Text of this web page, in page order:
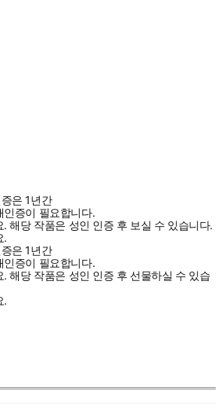
은 1년간
인증이 필요합니다.
.해당 작품은 성인 인증 후 보실 수 있습니다.
.
은 1년간
인증이 필요합니다.
.해당 작품은 성인 인증 후 선물하실 수 있습
.